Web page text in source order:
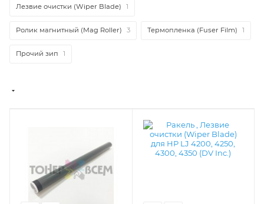
Лезвие очистки (Wiper Blade) 1
Ролик магнитный (Mag Roller) 3 Термопленка (Fuser Film) 1
Прочий зип 1